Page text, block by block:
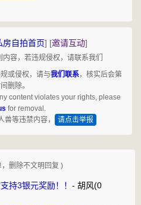
房自拍首页] [邀请互动]
容，若违规侵权，请联系我们
或侵权，请与我们联系，核实后会第
删除。
content violates your rights, please
for removal.
等违禁内容，
请点击举报
删除不文明回复 )
持3银元奖励！！ - 胡风(0